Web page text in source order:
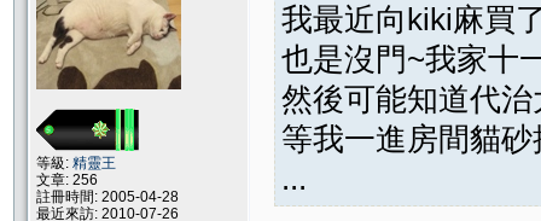
等級: 精靈王
文章: 256
註冊時間: 2005-04-28
最近來訪: 2010-07-26
我最近向kiki麻買
也是沒門~我家十
然後可能知道代
等我一進房間貓
...